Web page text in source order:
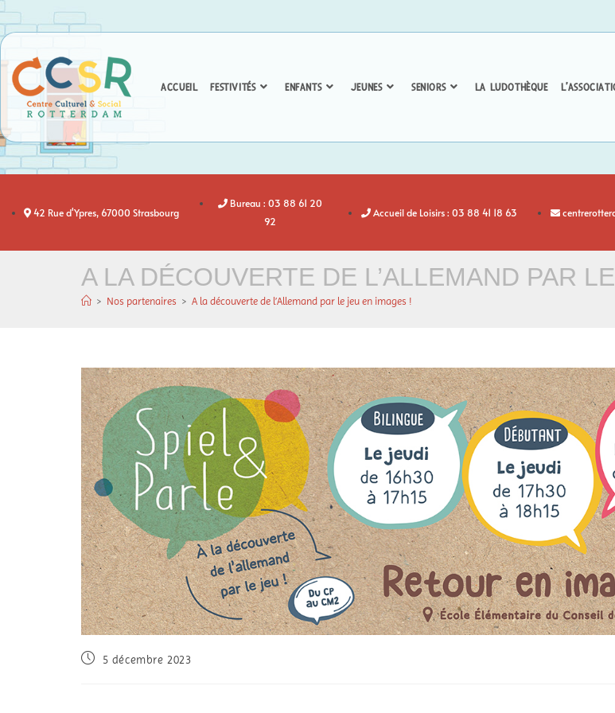
ACCUEIL FESTIVITÉS ENFANTS JEUNES SENIORS LA LUDOTHÈQUE
42 Rue d'Ypres, 67000 Strasbourg
Bureau : 03 88 61 20
92
Accueil de Loisirs : 03 88 41 18 63
A LA DÉCOUVERTE DE L’ALLEMAND PAR
> Nos partenaires > A la découverte de l’Allemand par le jeu en images !
5 décembre 2023